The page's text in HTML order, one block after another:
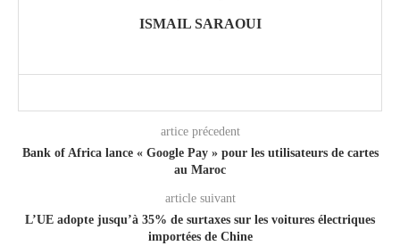
ISMAIL SARAOUI
artice précedent
Bank of Africa lance « Google Pay » pour les utilisateurs de cartes
au Maroc
article suivant
L’UE adopte jusqu’à 35% de surtaxes sur les voitures électriques
importées de Chine